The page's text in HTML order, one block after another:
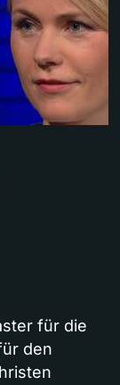
für die
den